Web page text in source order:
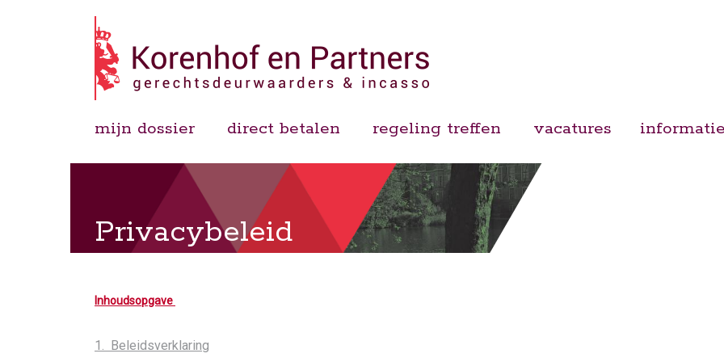
mijn dossier direct betalen regeling treffen vacatures
Privacybeleid
Inhoudsopgave
1. Beleidsverklaring